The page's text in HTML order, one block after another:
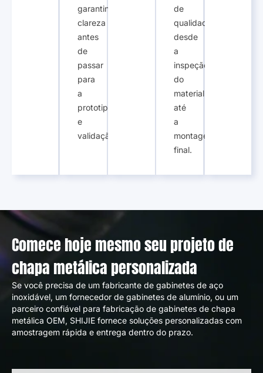
garantindo
clareza
antes
de
passar
para
a
prototipagem
e
validação.
de
qualidade,
desde
a
inspeção
do
material
até
a
montagem
final.
Comece hoje mesmo seu projeto de
chapa metálica personalizada
Se você precisa de um fabricante de gabinetes de aço
inoxidável, um fornecedor de gabinetes de alumínio, ou um
parceiro confiável para fabricação de gabinetes de chapa
metálica OEM, SHIJIE fornece soluções personalizadas com
amostragem rápida e entrega dentro do prazo.